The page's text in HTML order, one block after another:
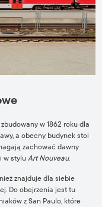
w 1862 roku dla
a obecny budynek stoi
zachować dawny
w stylu Art Nouveau.
znajduje dla siebie
Do obejrzenia jest tu
z San Paulo, które